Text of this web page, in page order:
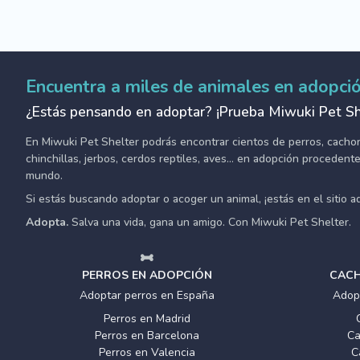
Encuentra a miles de animales en
¿Estás pensando en adoptar? ¡Prueba Miwuki Pet
En Miwuki Pet Shelter podrás encontrar cientos de perros,
chinchillas, jerbos, cerdos reptiles, aves... en adopción
mundo.
Si estás buscando adoptar o acoger un animal, ¡estás en el sitio
Adopta. Salva una vida, gana un amigo. Con Miwuki Pet Shelter.
PERROS EN ADOPCIÓN
Adoptar perros en España
Perros en Madrid
Perros en Barcelona
Perros en Valencia